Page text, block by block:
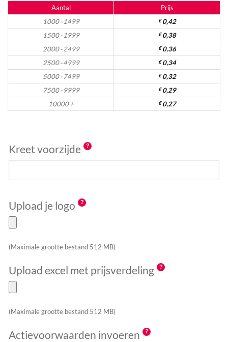
Aantal
Prijs
1000 - 1499
€0,42
1500 - 1999
€0,38
2000 - 2499
€0,36
2500 - 4999
€0,34
5000 - 7499
€0,32
7500 - 9999
€0,29
10000 +
€0,27
Kreet voorzijde
Upload je logo
(Maximale grootte bestand 512 MB)
Upload excel met prijsverdeling
(Maximale grootte bestand 512 MB)
Actievoorwaarden invoeren